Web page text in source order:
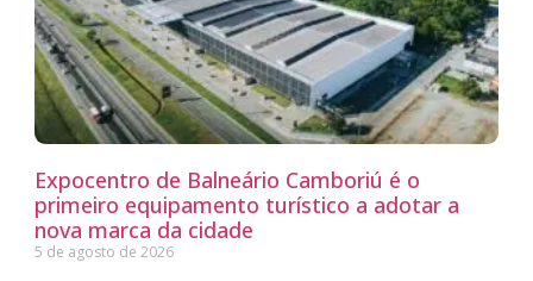
Expocentro de Balneário Camboriú é o
primeiro equipamento turístico a adotar a
nova marca da cidade
5 de agosto de 2026